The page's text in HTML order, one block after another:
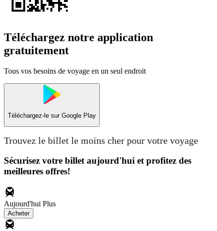
Téléchargez notre application
gratuitement
Tous vos besoins de voyage en un seul endroit
Téléchargez-le sur Google Play
Trouvez le billet le moins cher pour votre voyage
Sécurisez votre billet aujourd'hui et profitez des
meilleures offres!
Aujourd'hui Plus
Acheter